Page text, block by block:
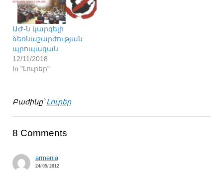
ԱԺ-ն կարգելի
ձեռնաշարժության
պրոպագան
12/11/2018
In "Լուրեր"
Բաժինը՝Լուրեր
8 Comments
armenia
24/05/2012